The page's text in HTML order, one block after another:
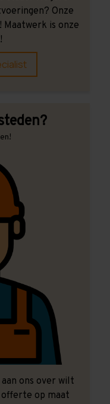
Onze
is onze
ons over wilt
offerte op maat